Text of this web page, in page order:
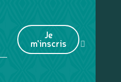
Je
m'inscris